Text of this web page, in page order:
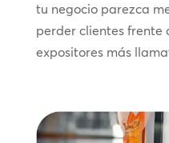
tu negocio parezca
perder clientes frente
expositores más